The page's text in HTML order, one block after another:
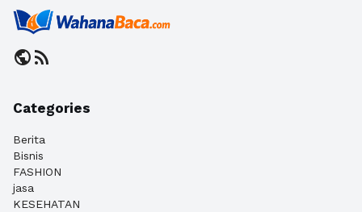
publicrss_feed
Categories
Berita
Bisnis
FASHION
jasa
KESEHATAN